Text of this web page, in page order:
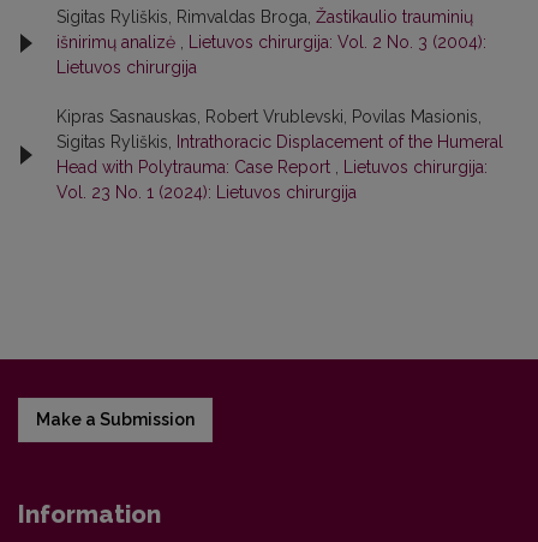
Sigitas Ryliškis, Rimvaldas Broga, Žastikaulio trauminių
išnirimų analizė
Lietuvos chirurgija: Vol. 2 No. 3 (2004):
Lietuvos chirurgija
Kipras Sasnauskas, Robert Vrublevski, Povilas Masionis,
Sigitas Ryliškis,
Intrathoracic Displacement of the Humeral
Head with Polytrauma: Case Report
Lietuvos chirurgija:
Vol. 23 No. 1 (2024): Lietuvos chirurgija
Make a Submission
Information